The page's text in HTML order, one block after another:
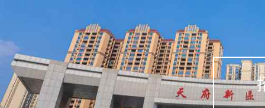
学院领导
办学理念
办学特色
校园风貌
职能部门
新闻动态
团委
管理制度
学生风采
心理健康
教学制度
教学通知
教学动态
实践教学